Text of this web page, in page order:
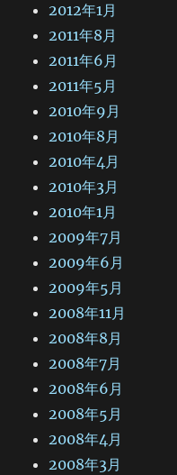
2012年1月
2011年8月
2011年6月
2011年5月
2010年9月
2010年8月
2010年4月
2010年3月
2010年1月
2009年7月
2009年6月
2009年5月
2008年11月
2008年8月
2008年7月
2008年6月
2008年5月
2008年4月
2008年3月